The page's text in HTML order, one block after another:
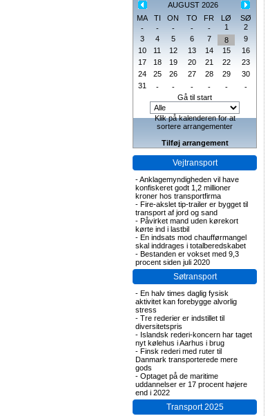
AUGUST 2026
MA
TI ON TO FR LØ
SØ
-
- - - - 1
2
3
4 5 6 7 8
9
10
11 12 13 14 15
16
17
18 19 20 21 22
23
24
25 26 27 28 29
30
31
- - - - -
-
Gå til start
Klik på kalenderen for at
sortere arrangementer
Tilføj arrangement
Vejtransport
-Anklagemyndigheden vil have
konfiskeret godt 1,2 millioner
kroner hos transportfirma
- Fire-akslet tip-trailer er bygget til
transport af jord og sand
- Påvirket mand uden kørekort
kørte ind i lastbil
- En indsats mod chaufførmangel
skal inddrages i totalberedskabet
- Bestanden er vokset med 9,3
procent siden juli 2020
Søtransport
- En halv times daglig fysisk
aktivitet kan forebygge alvorlig
stress
- Tre rederier er indstillet til
diversitetspris
- Islandsk rederi-koncern har taget
nyt kølehus i Aarhus i brug
- Finsk rederi med ruter til
Danmark transporterede mere
gods
- Optaget på de maritime
uddannelser er 17 procent højere
end i 2022
Transport 2025